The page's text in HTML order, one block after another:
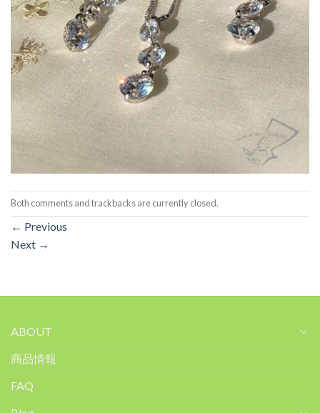
Both comments and trackbacks are currently closed.
← Previous
Next →
ABOUT
商品情報
FAQ